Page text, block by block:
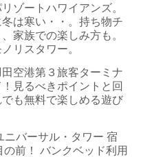
ゾートハワイアンズ。
は寒い・・。持ち物チ
家族での楽しみ方も。
リスタワー。
空港第３旅客ターミナ
見るべきポイントと回
でも無料で楽しめる遊び
ニバーサル・タワー 宿
の前！ バンクベッド利用